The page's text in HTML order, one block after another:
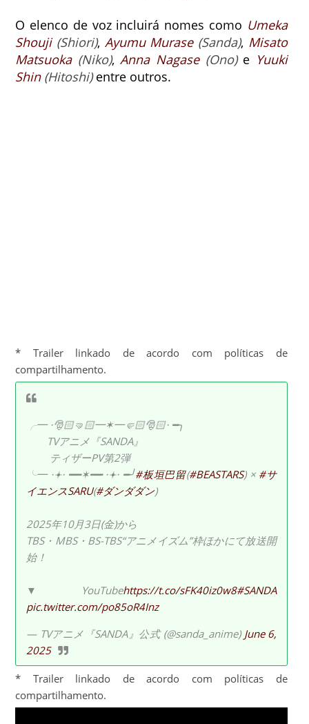
O elenco de voz incluirá nomes como Umeka
Shouji (Shiori), Ayumu Murase (Sanda), Misato
Matsuoka (Niko),Anna Nagase (Ono)e Yuuki
Shin (Hitoshi)entre outros.
* Trailer linkado de acordo com políticas de
compartilhamento.
╭━ ⋅🎅🏻🤜🏻━✶━🤛🏻🎅🏻⋅ ━╮
TVアニメ『SANDA』
ティザーPV第2弾
╰━ ⋅𖥔⋅ ━━✶━━ ⋅𖥔⋅ ━╯#板垣巴留(#BEASTARS) × #サ
イエンスSARU(#ダンダダン)
2025年10月3日(金)から
TBS・MBS・BS-TBS“アニメイズム”枠ほかにて放送開
始！
▼YouTubehttps://t.co/sFK40iz0w8#SANDA
pic.twitter.com/po85oR4Inz
— TVアニメ『SANDA』公式 (@sanda_anime) June 6,
2025
* Trailer linkado de acordo com políticas de
compartilhamento.